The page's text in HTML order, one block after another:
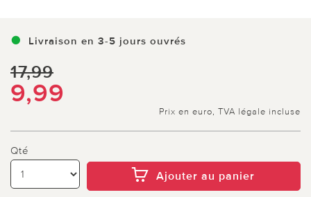
Livraison en 3-5 jours ouvrés
17,99
9,99
Prix en euro, TVA légale incluse
Qté
Ajouter au panier